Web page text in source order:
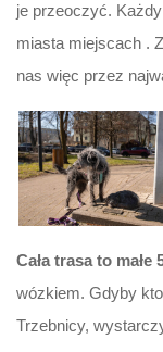
je przeoczyć.
miasta miejscach .
nas więc przez
Cała trasa to
wózkiem. Gdyby
Trzebnicy,